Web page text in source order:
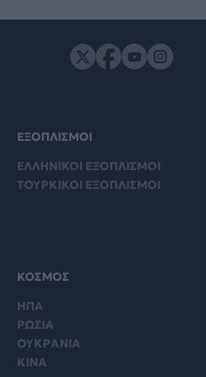
ΕΞΟΠΛΙΣΜΟΙ
ΕΛΛΗΝΙΚΟΙ ΕΞΟΠΛΙΣΜΟΙ
ΤΟΥΡΚΙΚΟΙ ΕΞΟΠΛΙΣΜΟΙ
ΚΟΣΜΟΣ
ΗΠΑ
ΡΩΣΙΑ
ΟΥΚΡΑΝΙΑ
ΚΙΝΑ